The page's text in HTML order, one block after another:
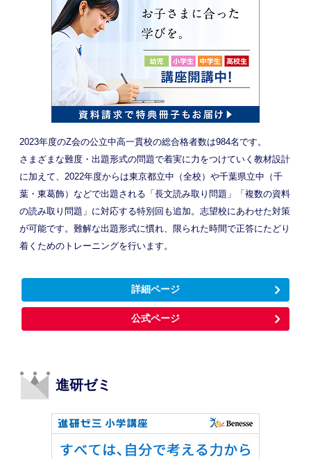
2023年度のZ会の公立中高一貫校の総合格者数は984名です。
さまざまな難度・出題形式の問題で着実に力をつけていく教材設計
に加えて、2022年度からは東京都立中（全校）や千葉県立中（千
葉・東葛飾）などで出題される「長文読み取り問題」「複数の資料
の読み取り問題」に対応する特別回も追加。志望校にあわせた対策
が可能です。難解な出題形式に慣れ、限られた時間で正答にたどり
着くためのトレーニングを行います。
詳細ページ
公式ページ
進研ゼミ